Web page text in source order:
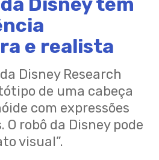
e realista
Disney Research
de uma cabeça
com expressões
robô da Disney pode
visual”.